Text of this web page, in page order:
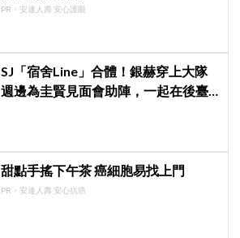
PR・安達人壽 安心護眼
SJ「宿舍Line」合體！銀赫穿上大隊
週邊為圭賢見面會助陣，一起在後臺
甜點手搖下午茶 癌細胞易找上門
PR・安達人壽 安心抗癌